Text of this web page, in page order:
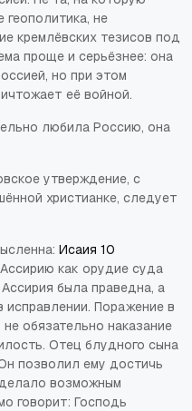
не
кремлёвских тезисов под
проще и серьёзнее: она
но при этом
её войной.
любила Россию, она
утверждение, с
христианке, следует
Исаия 10
как орудие суда
была праведна, а
Поражение в
обязательно наказание
Отец блудного сына
позволил ему достичь
возможным
говорит: Господь